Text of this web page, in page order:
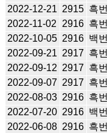
2022-12-21 2915 흑번
2022-11-02
2916 흑번
2022-10-05 2916 백번
2022-09-21 2917 흑번
2022-09-12 2917 흑번
2022-09-07 2917 흑번
2022-08-03 2916 흑번
2022-07-20 2916 백번
2022-06-08 2916 흑번